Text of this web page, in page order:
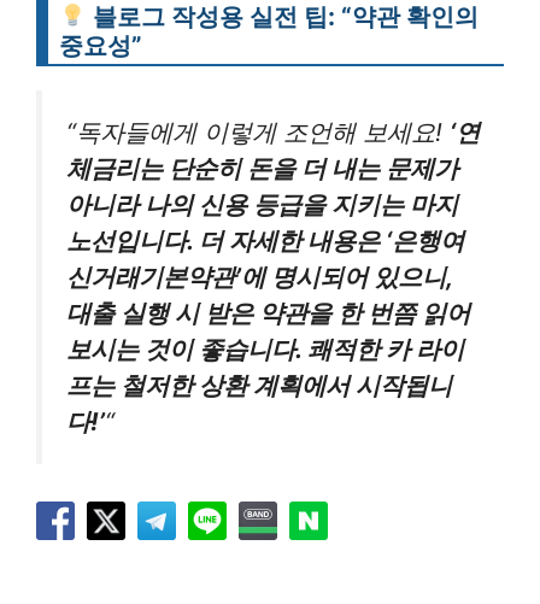
블로그 작성용 실전 팁: “약관 확인의
중요성”
“독자들에게 이렇게 조언해 보세요! ‘연
체금리는 단순히 돈을 더 내는 문제가
아니라 나의 신용 등급을 지키는 마지
노선입니다. 더 자세한 내용은 ‘은행여
신거래기본약관’에 명시되어 있으니,
대출 실행 시 받은 약관을 한 번쯤 읽어
보시는 것이 좋습니다. 쾌적한 카 라이
프는 철저한 상환 계획에서 시작됩니
다!’“